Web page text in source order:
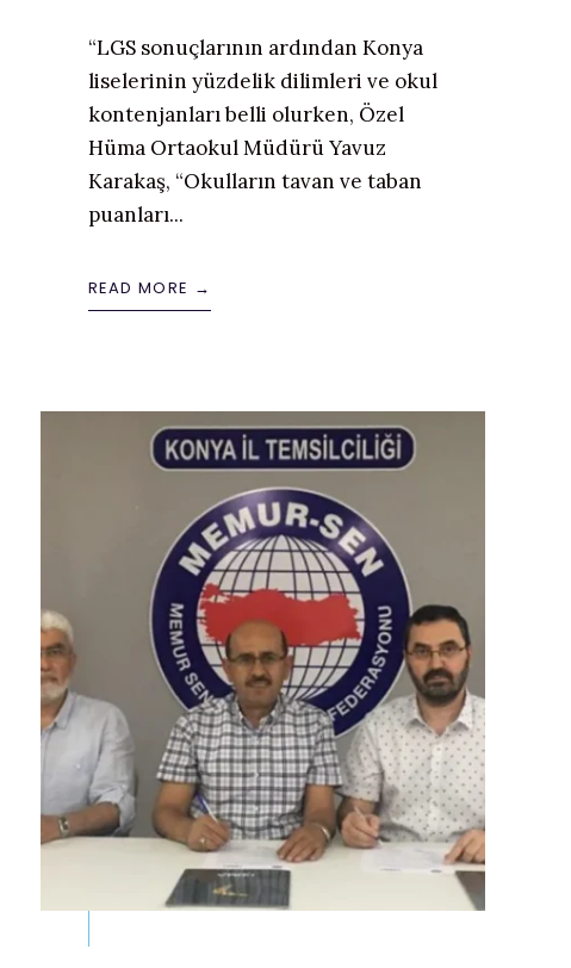
“LGS sonuçlarının ardından Konya
liselerinin yüzdelik dilimleri ve okul
kontenjanları belli olurken, Özel
Hüma Ortaokul Müdürü Yavuz
Karakaş, “Okulların tavan ve taban
puanları...
READ MORE →